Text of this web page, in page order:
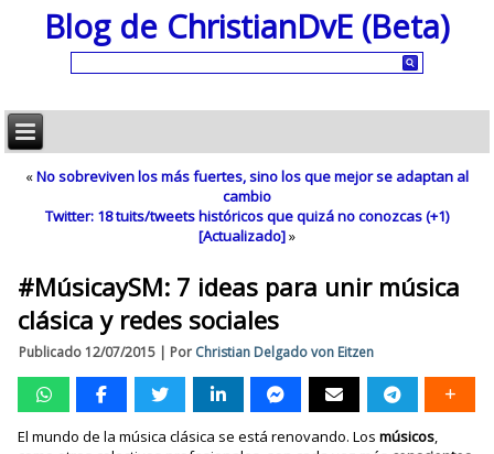
Blog de ChristianDvE (Beta)
«No sobreviven los más fuertes, sino los que mejor se adaptan al
cambio
Twitter: 18 tuits/tweets históricos que quizá no conozcas (+1)
[Actualizado]»
#MúsicaySM: 7 ideas para unir música
clásica y redes sociales
Publicado 12/07/2015 | Por Christian Delgado von Eitzen
El mundo de la música clásica se está renovando. Losmúsicos,